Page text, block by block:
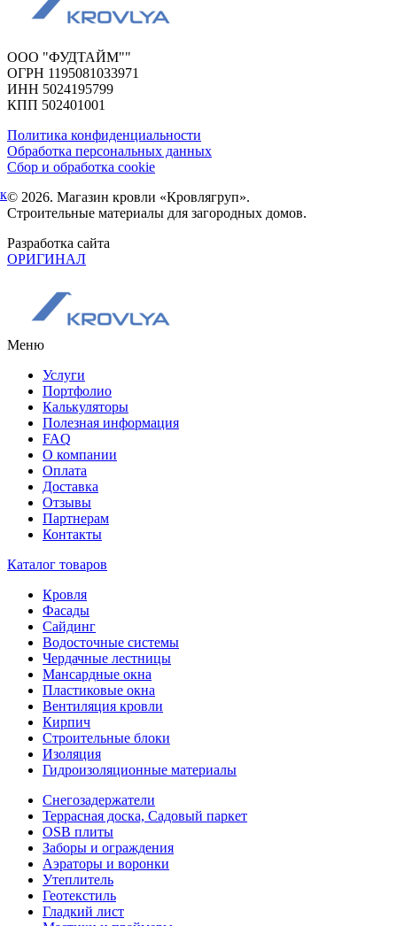
ООО "ФУДТАЙМ""
ОГРН 1195081033971
ИНН 5024195799
КПП 502401001
Политика конфиденциальности
Обработка персональных данных
Сбор и обработка cookie
© 2026. Магазин кровли «Кровлягруп».
Строительные материалы для загородных домов.
Разработка сайта
ОРИГИНАЛ
Меню
Услуги
Портфолио
Калькуляторы
Полезная информация
FAQ
О компании
Оплата
Доставка
Отзывы
Партнерам
Контакты
Каталог товаров
Кровля
Фасады
Сайдинг
Водосточные системы
Чердачные лестницы
Мансардные окна
Пластиковые окна
Вентиляция кровли
Кирпич
Строительные блоки
Изоляция
Гидроизоляционные материалы
Снегозадержатели
Террасная доска, Садовый паркет
OSB плиты
Заборы и ограждения
Аэраторы и воронки
Утеплитель
Геотекстиль
Гладкий лист